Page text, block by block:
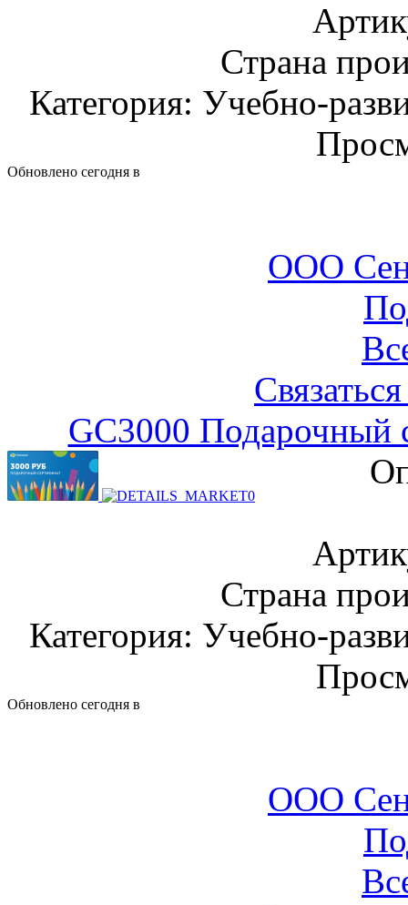
Страна
Категория: Учебно-
Обновлено сегодня в
ООО
GC3000 Подарочный
Страна
Категория: Учебно-
Обновлено сегодня в
ООО